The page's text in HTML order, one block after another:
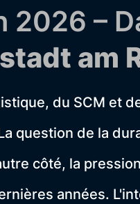
2026 –
am
du SCM et
question de la
côté, la
années.